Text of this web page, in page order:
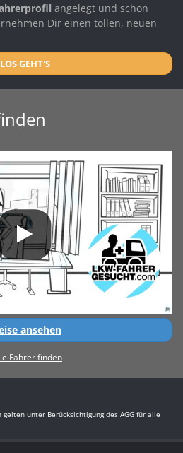
angelegt und schon
Dir einen tollen, neuen
LOS GEHT'S
ansehen
Fahrer finden
unter Berücksichtigung des AGG für alle